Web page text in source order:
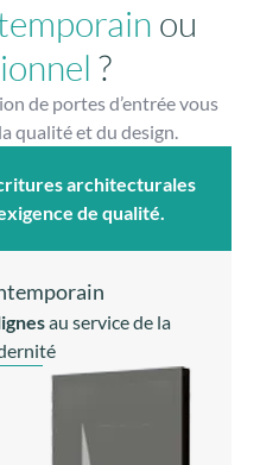
ou
?
de portes d’entrée vous
qualité et du design.
architecturales
de qualité.
au service de la